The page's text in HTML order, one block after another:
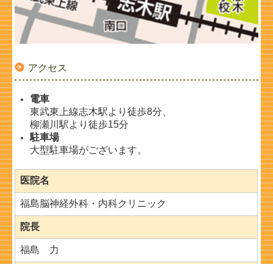
アクセス
電車
東武東上線志木駅より徒歩8分、
柳瀬川駅より徒歩15分
駐車場
大型駐車場がございます。
医院名
福島脳神経外科・内科クリニック
院長
福島 力